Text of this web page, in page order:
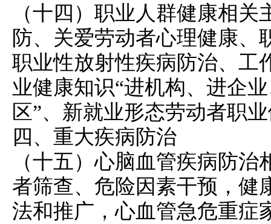
（十四）职业人群健康相
防、关爱劳动者心理健康、
职业性放射性疾病防治、工
业健康知识“进机构、进企
区”、新就业形态劳动者职
四、重大疾病防治
（十五）心脑血管疾病防
者筛查、危险因素干预，健
法和推广，心血管急危重症